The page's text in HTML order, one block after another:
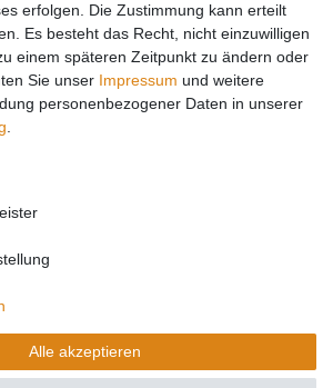
erfolgen. Die Zustimmung kann erteilt
Es besteht das Recht, nicht einzuwilligen
einem späteren Zeitpunkt zu ändern oder
Sie unser Impressum und weitere
personenbezogener Daten in unserer
Alle akzeptieren